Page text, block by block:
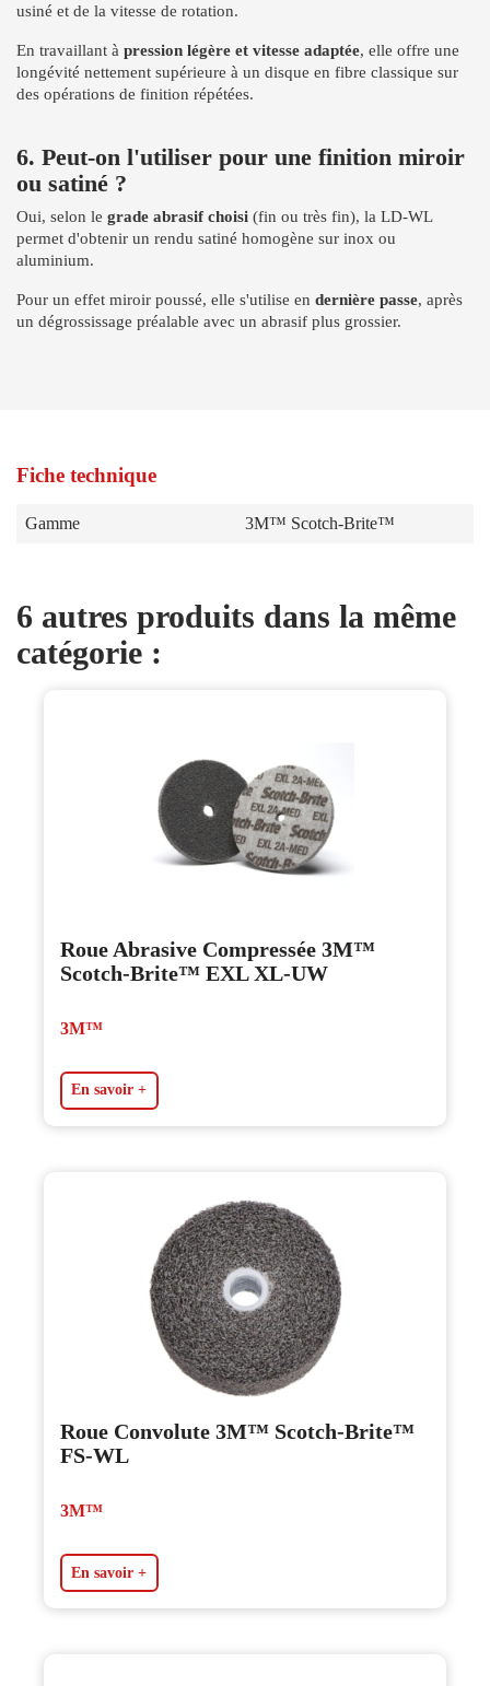
usiné et de la vitesse de rotation.
En travaillant à pression légère et vitesse adaptée, elle offre une
longévité nettement supérieure à un disque en fibre classique sur
des opérations de finition répétées.
6. Peut-on l'utiliser pour une finition miroir
ou satiné ?
Oui, selon le grade abrasif choisi (fin ou très fin), la LD-WL
permet d'obtenir un rendu satiné homogène sur inox ou
aluminium.
Pour un effet miroir poussé, elle s'utilise en dernière passe, après
un dégrossissage préalable avec un abrasif plus grossier.
Fiche technique
Gamme 3M™ Scotch-Brite™
6 autres produits dans la même
catégorie :
Roue Abrasive Compressée 3M™
Scotch-Brite™ EXL XL-UW
3M™
En savoir +
Roue Convolute 3M™ Scotch-Brite™
FS-WL
3M™
En savoir +